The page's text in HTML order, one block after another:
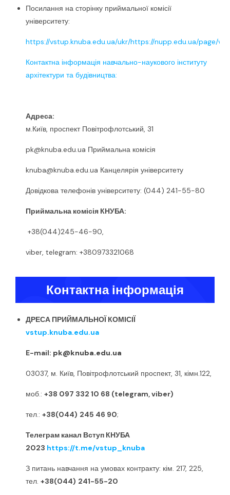
Посилання на сторінку приймальної комісії
університету:
https://vstup.knuba.edu.ua/ukr/https://nupp.edu.ua/page/
Контактна інформація навчально-наукового інституту
архітектури та будівництва:
Адреса:
м.Київ, проспект Повітрофлотський, 31
pk@knuba.edu.ua Приймальна комісія
knuba@knuba.edu.ua Канцелярія університету
Довідкова телефонів університету: (044) 241-55-80
Приймальна комісія КНУБА:
+38(044)245-46-90,
viber, telegram: +380973321068
Контактна інформація
ДРЕСА ПРИЙМАЛЬНОЇ КОМІСІЇ
vstup.knuba.edu.ua
E-mail: pk@knuba.edu.ua
03037, м. Київ, Повітрофлотський проспект, 31, кімн.122,
моб.: +38 097 332 10 68 (telegram, viber)
тел.: +38(044) 245 46 90;
Телеграм канал Вступ КНУБА
2023 https://t.me/vstup_knuba
З питань навчання на умовах контракту: кім. 217, 225,
тел. +38(044) 241-55-20